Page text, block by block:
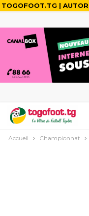
TOGOFOOT.TG |
Accueil Championnat